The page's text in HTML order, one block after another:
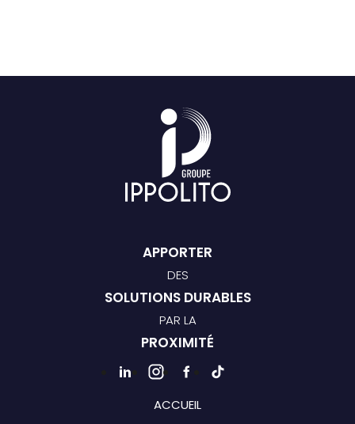
APPORTER
DES
SOLUTIONS DURABLES
PAR LA
PROXIMITÉ
ACCUEIL